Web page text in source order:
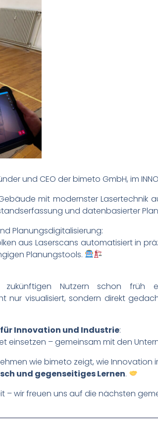
und CEO der bimeto GmbH, im
mit modernster
und datenbasierter
Planungsdigitalisierung:
aus Laserscans automatisiert in
Planungstools.
Nutzern schon früh
nur visualisiert, sondern direkt
Innovation und Industrie:
einsetzen – gemeinsam mit den
wie bimeto zeigt, wie Innovation
und gegenseitiges Lernen.
– wir freuen uns auf die nächsten